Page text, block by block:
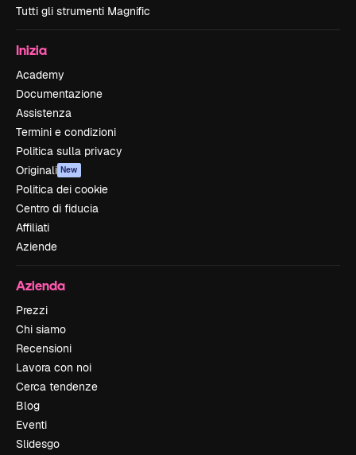
Tutti gli strumenti Magnific
Inizia
Academy
Documentazione
Assistenza
Termini e condizioni
Politica sulla privacy
Originali New
Politica dei cookie
Centro di fiducia
Affiliati
Aziende
Azienda
Prezzi
Chi siamo
Recensioni
Lavora con noi
Cerca tendenze
Blog
Eventi
Slidesgo